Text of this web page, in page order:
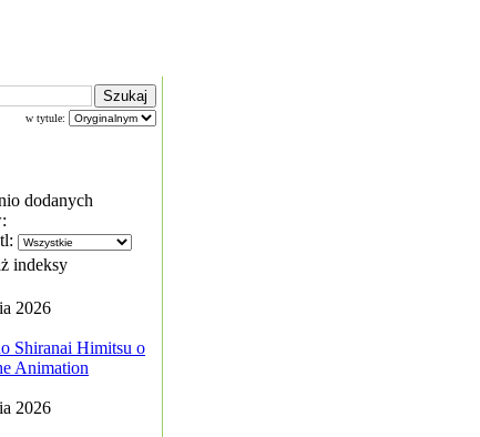
w tytule:
dodanych
indeksy
2026
Shiranai Himitsu o
Animation
2026